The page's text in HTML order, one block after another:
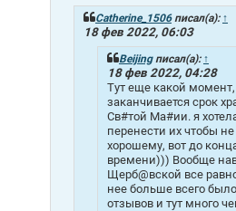
Catherine_1506писал(а): ↑
18 фев 2022, 06:03
Beijingписал(а): ↑
18 фев 2022, 04:28
Тут еще какой
заканчивается срок
Св#той Ма#ии. я
перенести их чтобы
хорошему, вот до
времени))) Вообще
Щерб@вской все
нее больше всего
отзывов и тут много